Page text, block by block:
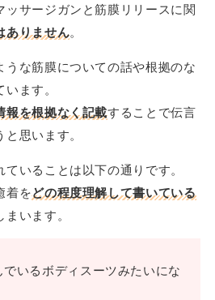
ッサージガンと筋膜リリースに関
ありません。
うな筋膜についての話や根拠のな
ます。
報を根拠なく記載することで伝言
思います。
いることは以下の通りです。
着をどの程度理解して書いている
います。
いるボディスーツみたいにな